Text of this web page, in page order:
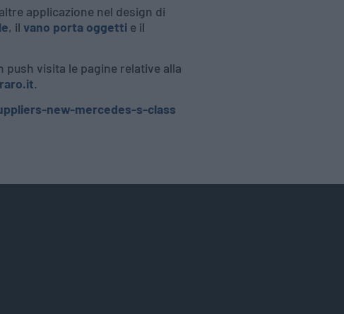
applicazione nel design di
, il vano porta oggettie il
visita le pagine relative alla
.
new-mercedes-s-class